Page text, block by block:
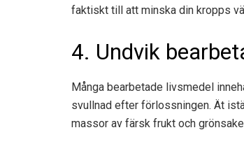
faktiskt till att minska din kropps
4. Undvik
Många bearbetade livsmedel
svullnad efter förlossningen. Ät
massor av färsk frukt och